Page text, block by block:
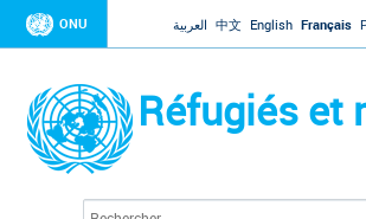
Jump to navigation
ONU العربية 中文 English Français
Réfugiés et